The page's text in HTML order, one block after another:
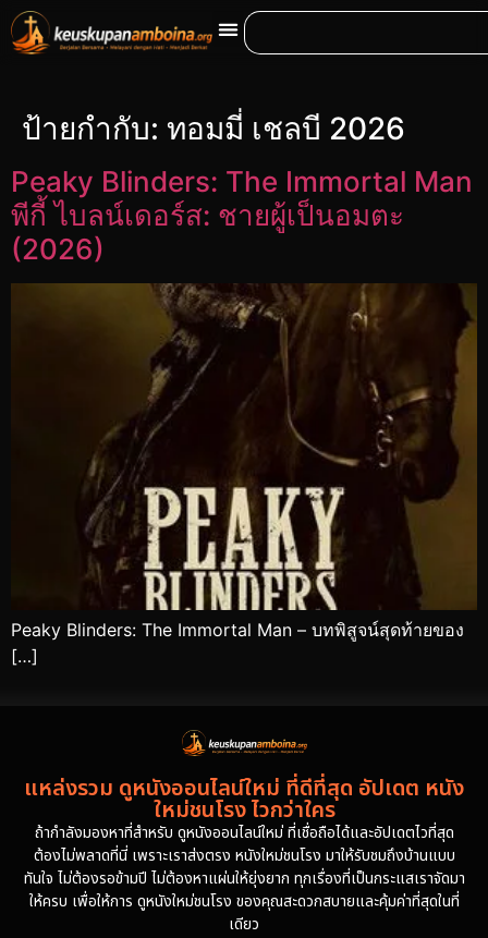
ป้ายกำกับ: ทอมมี่ เชลบี 2026
Peaky Blinders: The Immortal Man
พีกี้ ไบลน์เดอร์ส: ชายผู้เป็นอมตะ
(2026)
Peaky Blinders: The Immortal Man – บทพิสูจน์สุดท้ายของ
[…]
แหล่งรวม ดูหนังออนไลน์ใหม่ ที่ดีที่สุด อัปเดต หนัง
ใหม่ชนโรง ไวกว่าใคร
ถ้ากำลังมองหาที่สำหรับ ดูหนังออนไลน์ใหม่ ที่เชื่อถือได้และอัปเดตไวที่สุด
ต้องไม่พลาดที่นี่ เพราะเราส่งตรง หนังใหม่ชนโรง มาให้รับชมถึงบ้านแบบ
ทันใจ ไม่ต้องรอข้ามปี ไม่ต้องหาแผ่นให้ยุ่งยาก ทุกเรื่องที่เป็นกระแสเราจัดมา
ให้ครบ เพื่อให้การ ดูหนังใหม่ชนโรง ของคุณสะดวกสบายและคุ้มค่าที่สุดในที่
เดียว